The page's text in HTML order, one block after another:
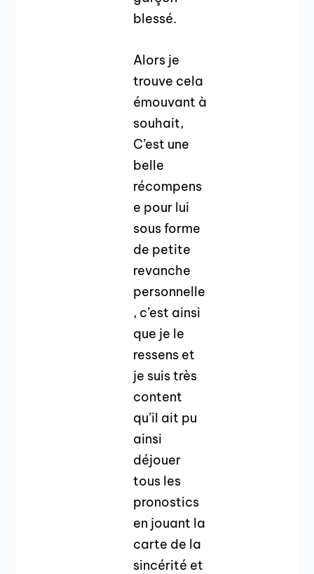
blessé.
Alors je
trouve cela
émouvant à
souhait,
C’est une
belle
récompens
e pour lui
sous forme
de petite
revanche
personnelle
, c’est ainsi
que je le
ressens et
je suis très
content
qu’il ait pu
ainsi
déjouer
tous les
pronostics
en jouant la
carte de la
sincérité et